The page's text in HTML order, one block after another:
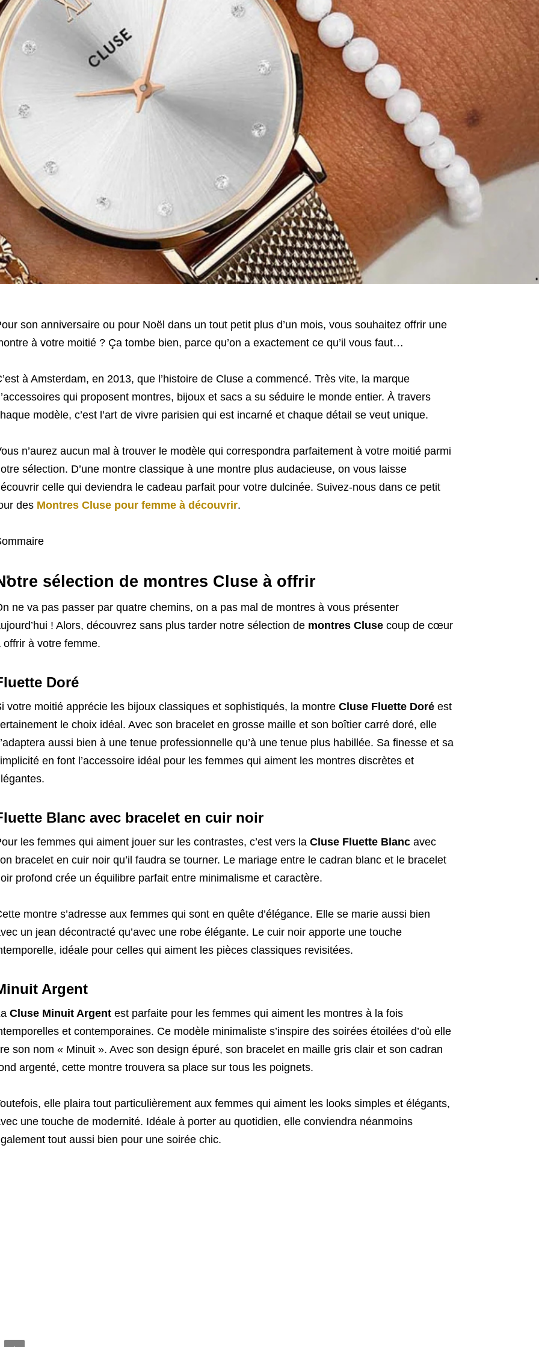
son anniversaire ou pour Noël dans un tout petit plus d’un mois, vous souhaitez offrir une
à votre moitié ? Ça tombe bien, parce qu’on a exactement ce qu’il vous faut…
à Amsterdam, en 2013, que l’histoire de Cluse a commencé. Très vite, la marque
qui proposent montres, bijoux et sacs a su séduire le monde entier. À travers
modèle, c’est l’art de vivre parisien qui est incarné et chaque détail se veut unique.
n’aurez aucun mal à trouver le modèle qui correspondra parfaitement à votre moitié parmi
sélection. D’une montre classique à une montre plus audacieuse, on vous laisse
celle qui deviendra le cadeau parfait pour votre dulcinée. Suivez-nous dans ce petit
des Montres Cluse pour femme à découvrir.
sélection de montres Cluse à offrir
ne va pas passer par quatre chemins, on a pas mal de montres à vous présenter
! Alors, découvrez sans plus tarder notre sélection de montres Clusecoup de cœur
offrir à votre femme.
Doré
votre moitié apprécie les bijoux classiques et sophistiqués, la montre Cluse Fluette Doréest
le choix idéal. Avec son bracelet en grosse maille et son boîtier carré doré, elle
aussi bien à une tenue professionnelle qu’à une tenue plus habillée. Sa finesse et sa
en font l’accessoire idéal pour les femmes qui aiment les montres discrètes et
Blanc avec bracelet en cuir noir
les femmes qui aiment jouer sur les contrastes, c’est vers la Cluse Fluette Blancavec
bracelet en cuir noir qu’il faudra se tourner. Le mariage entre le cadran blanc et le bracelet
profond crée un équilibre parfait entre minimalisme et caractère.
montre s’adresse aux femmes qui sont en quête d’élégance. Elle se marie aussi bien
un jean décontracté qu’avec une robe élégante. Le cuir noir apporte une touche
idéale pour celles qui aiment les pièces classiques revisitées.
Argent
Cluse Minuit Argentest parfaite pour les femmes qui aiment les montres à la fois
et contemporaines. Ce modèle minimaliste s’inspire des soirées étoilées d’où elle
son nom « Minuit ». Avec son design épuré, son bracelet en maille gris clair et son cadran
argenté, cette montre trouvera sa place sur tous les poignets.
elle plaira tout particulièrement aux femmes qui aiment les looks simples et élégants,
une touche de modernité. Idéale à porter au quotidien, elle conviendra néanmoins
tout aussi bien pour une soirée chic.